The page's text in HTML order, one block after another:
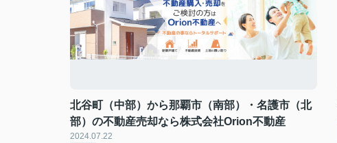
北谷町（中部）から那覇市（南部）・名護市（北
部）の不動産売却なら株式会社Orion不動産
2024.07.22